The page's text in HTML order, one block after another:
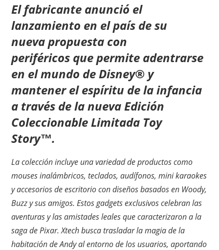
El fabricante anunció el
lanzamiento en el país de su
nueva propuesta con
periféricos que permite adentrarse
en el mundo de Disney® y
mantener el espíritu de la infancia
a través de la nueva Edición
Coleccionable Limitada Toy
Story™.
La colección incluye una variedad de productos como
mouses inalámbricos, teclados, audífonos, mini karaokes
y accesorios de escritorio con diseños basados en Woody,
Buzz y sus amigos. Estos gadgets exclusivos celebran las
aventuras y las amistades leales que caracterizaron a la
saga de Pixar. Xtech busca trasladar la magia de la
habitación de Andy al entorno de los usuarios, aportando